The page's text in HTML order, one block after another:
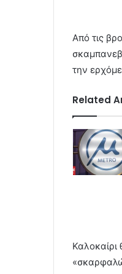
Από τις
την
Related
Καλοκαίρι